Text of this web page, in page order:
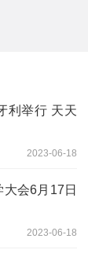
利举行 天天
2023-06-18
会6月17日
2023-06-18